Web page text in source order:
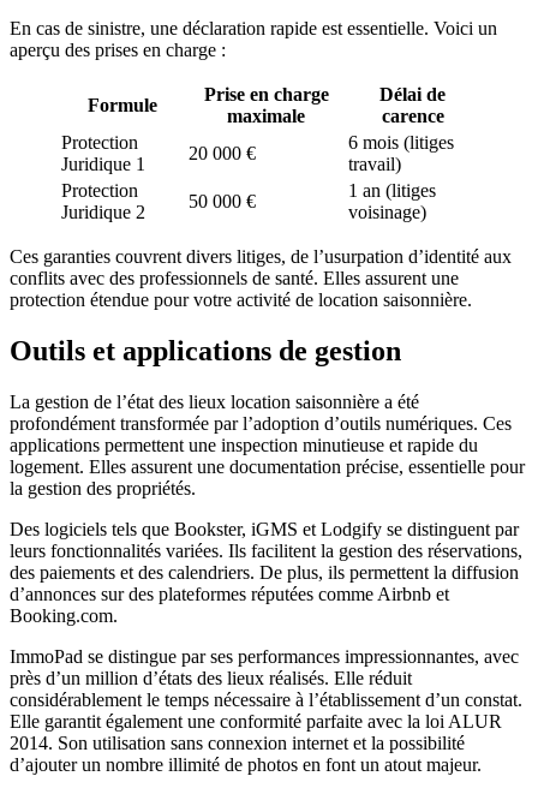
En cas de sinistre, une déclaration rapide est essentielle. Voici un
aperçu des prises en charge :
Formule
Prise en charge
maximale
Délai de
carence
Protection
Juridique 1
20 000 €
6 mois (litiges
travail)
Protection
Juridique 2
50 000 €
1 an (litiges
voisinage)
Ces garanties couvrent divers litiges, de l’usurpation d’identité aux
conflits avec des professionnels de santé. Elles assurent une
protection étendue pour votre activité de location saisonnière.
Outils et applications de gestion
La gestion de l’état des lieux location saisonnière a été
profondément transformée par l’adoption d’outils numériques. Ces
applications permettent une inspection minutieuse et rapide du
logement. Elles assurent une documentation précise, essentielle pour
la gestion des propriétés.
Des logiciels tels que Bookster, iGMS et Lodgify se distinguent par
leurs fonctionnalités variées. Ils facilitent la gestion des réservations,
des paiements et des calendriers. De plus, ils permettent la diffusion
d’annonces sur des plateformes réputées comme Airbnb et
Booking.com.
ImmoPad se distingue par ses performances impressionnantes, avec
près d’un million d’états des lieux réalisés. Elle réduit
considérablement le temps nécessaire à l’établissement d’un constat.
Elle garantit également une conformité parfaite avec la loi ALUR
2014. Son utilisation sans connexion internet et la possibilité
d’ajouter un nombre illimité de photos en font un atout majeur.